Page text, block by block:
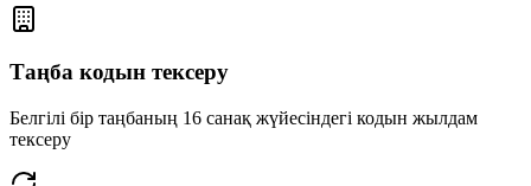
Таңба кодын тексеру
Белгілі бір таңбаның 16 санақ жүйесіндегі кодын жылдам
тексеру